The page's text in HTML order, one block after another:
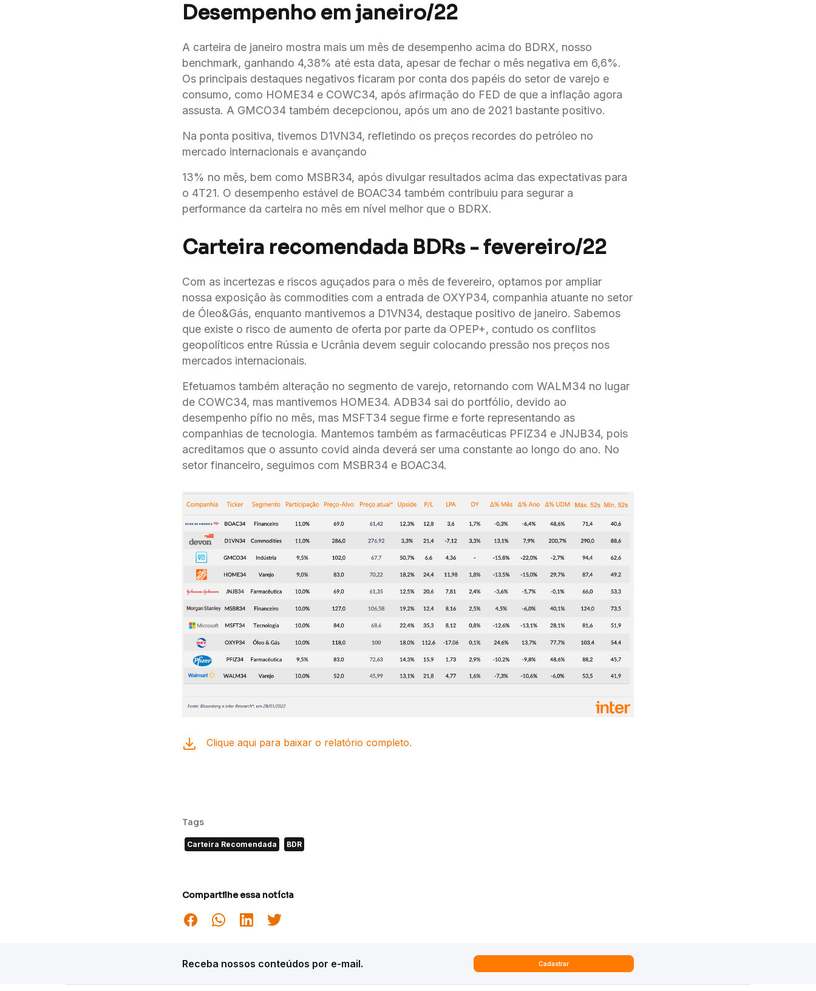
Desempenho em janeiro/22
A carteira de janeiro mostra mais um mês de desempenho acima do BDRX, nosso
benchmark, ganhando 4,38% até esta data, apesar de fechar o mês negativa em 6,6%.
Os principais destaques negativos ficaram por conta dos papéis do setor de varejo e
consumo, como HOME34 e COWC34, após afirmação do FED de que a inflação agora
assusta. A GMCO34 também decepcionou, após um ano de 2021 bastante positivo.
Na ponta positiva, tivemos D1VN34, refletindo os preços recordes do petróleo no
mercado internacionais e avançando
13% no mês, bem como MSBR34, após divulgar resultados acima das expectativas para
o 4T21. O desempenho estável de BOAC34 também contribuiu para segurar a
performance da carteira no mês em nível melhor que o BDRX.
Carteira recomendada BDRs - fevereiro/22
Com as incertezas e riscos aguçados para o mês de fevereiro, optamos por ampliar
nossa exposição às commodities com a entrada de OXYP34, companhia atuante no setor
de Óleo&Gás, enquanto mantivemos a D1VN34, destaque positivo de janeiro. Sabemos
que existe o risco de aumento de oferta por parte da OPEP+, contudo os conflitos
geopolíticos entre Rússia e Ucrânia devem seguir colocando pressão nos preços nos
mercados internacionais.
Efetuamos também alteração no segmento de varejo, retornando com WALM34 no lugar
de COWC34, mas mantivemos HOME34. ADB34 sai do portfólio, devido ao
desempenho pífio no mês, mas MSFT34 segue firme e forte representando as
companhias de tecnologia. Mantemos também as farmacêuticas PFIZ34 e JNJB34, pois
acreditamos que o assunto covid ainda deverá ser uma constante ao longo do ano. No
setor financeiro, seguimos com MSBR34 e BOAC34.
Clique aqui para baixar o relatório completo.
Tags
Carteira Recomendada BDR
Compartilhe essa notícia
Receba nossos conteúdos por e-mail. Cadastrar